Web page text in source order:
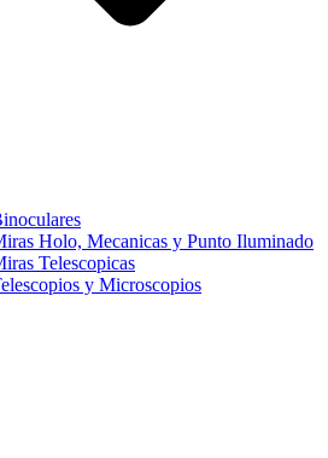
Holo, Mecanicas y Punto Iluminado
Telescopicas
y Microscopios